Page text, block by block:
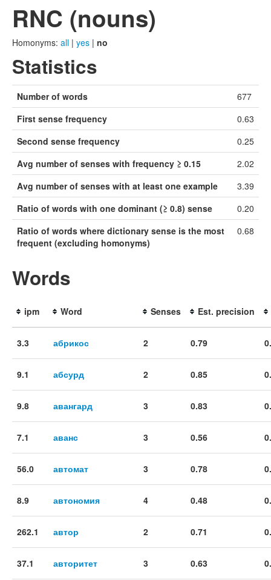
RNC (nouns)
Homonyms: all | yes | no
Statistics
Number of words
677
First sense frequency
0.63
Second sense frequency
0.25
Avg number of senses with frequency ≥ 0.15
2.02
Avg number of senses with at least one example
3.39
Ratio of words with one dominant (≥ 0.8) sense
0.20
Ratio of words where dictionary sense is the most
frequent (excluding homonyms)
0.68
Words
ipm Word Senses Est. precision
3.3 абрикос 2 0.79
9.1 абсурд 2 0.85
9.8 авангард 3 0.83
7.1 аванс 3 0.56
56.0 автомат 3 0.78
8.9 автономия 4 0.48
262.1 автор 2 0.71
37.1 авторитет 3 0.63